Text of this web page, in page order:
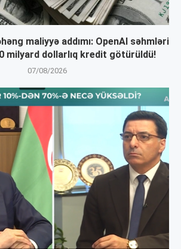
maliyyə addımı: OpenAI səhmləri
milyard dollarlıq kredit götürüldü!
07/08/2026